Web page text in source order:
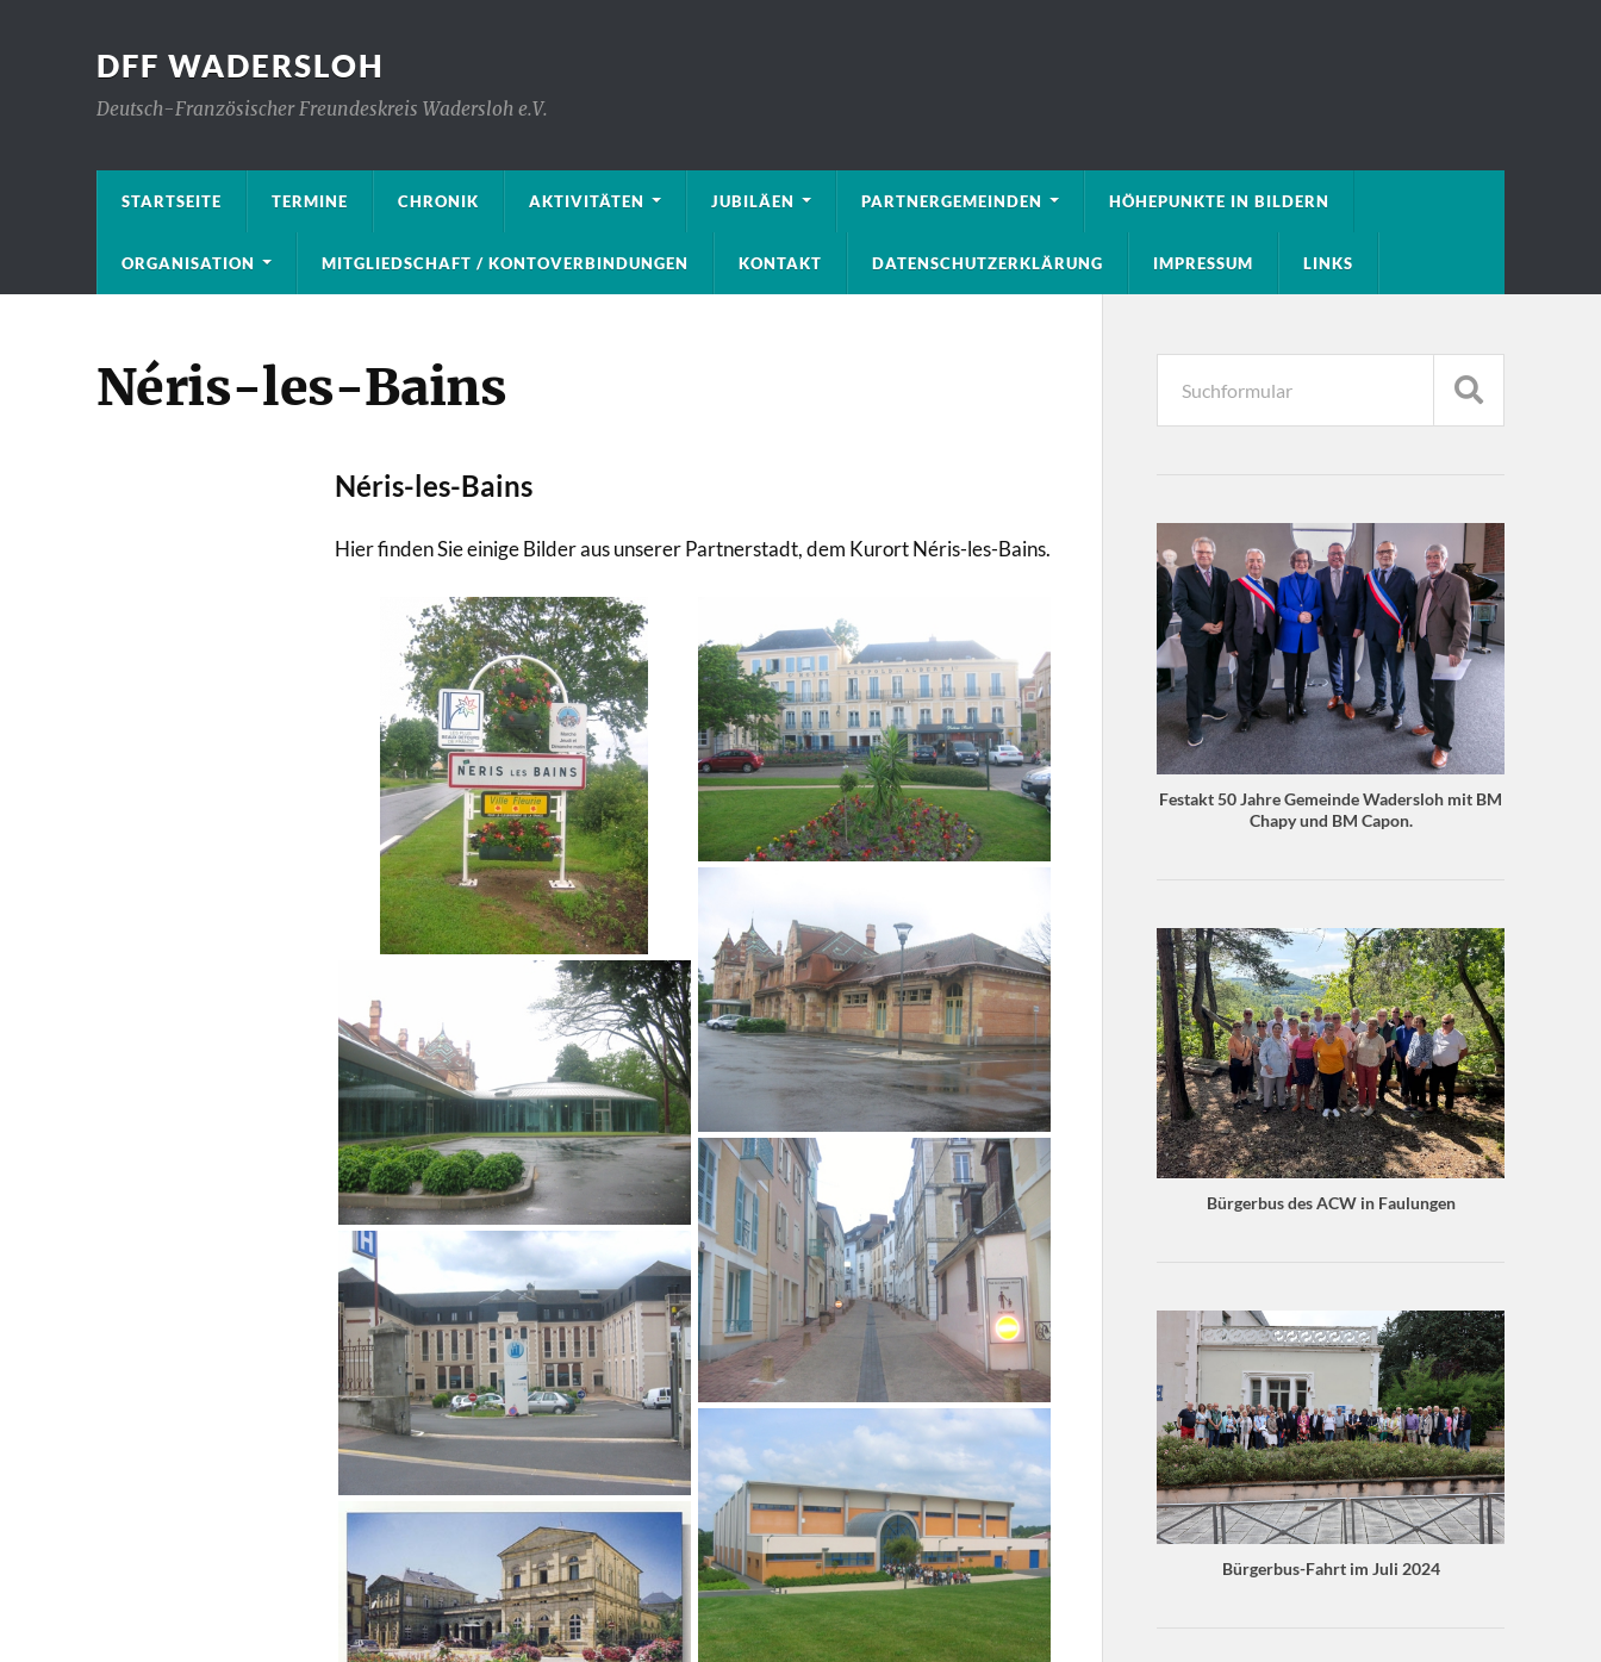
DFF WADERSLOH
Deutsch-Französischer Freundeskreis Wadersloh e.V.
STARTSEITE TERMINE CHRONIK AKTIVITÄTEN JUBILÄEN PARTNERGEMEINDEN HÖHEPUNKTE IN BILDERN
ORGANISATION MITGLIEDSCHAFT / KONTOVERBINDUNGEN KONTAKT DATENSCHUTZERKLÄRUNG IMPRESSUM LINKS
Néris-les-Bains
Néris-les-Bains
Hier finden Sie einige Bilder aus unserer Partnerstadt, dem Kurort Néris-les-Bains.
Festakt 50 Jahre Gemeinde Wadersloh mit BM
Chapy und BM Capon.
Bürgerbus des ACW in Faulungen
Bürgerbus-Fahrt im Juli 2024